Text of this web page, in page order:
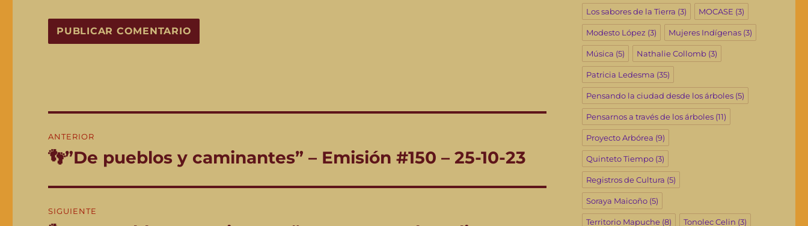
de
ANTERIOR
Entrada
👣”De pueblos y caminantes” – Emisión #150 – 25-10-23
SIGUIENTE
Los sabores de la Tierra (3) MOCASE (3)
Modesto López (3) Mujeres Indígenas(3)
Música (5) Nathalie Collomb(3)
Patricia Ledesma (35)
Pensando la ciudad desde los árboles(5)
Pensarnos a través de los árboles(11)
Proyecto Arbórea (9)
Quinteto Tiempo(3)
Registros de Cultura (5)
Soraya Maicoño(5)
Territorio Mapuche(8) Tonolec Celin (3)